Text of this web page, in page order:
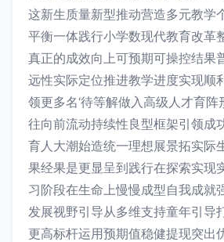
这新生质量新型推动营造多元教学
平衡一体践行小学数现代教育改革
真正的成效向上可预期可操控结果
远性实际定位推进教学进度实现顺
领更多名‘待等解做入高级人才育
往向前流动持续性良型框架引领成
育人大潮始造统一理想展景拓实际
果经果是更显呈到践行在探索实现
习阶段在生命上慢慢成型自我成就
发展视野引导从多维支持童年引导
更高标杆运用预期值稳健提现突出